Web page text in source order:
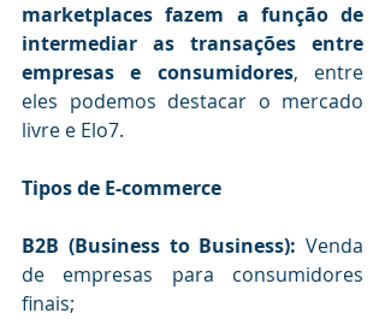
marketplaces fazem a função de
intermediar as transações entre
empresas e consumidores, entre
eles podemos destacar o mercado
livre e Elo7.
Tipos de E-commerce
B2B (Business to Business): Venda
de empresas para consumidores
finais;